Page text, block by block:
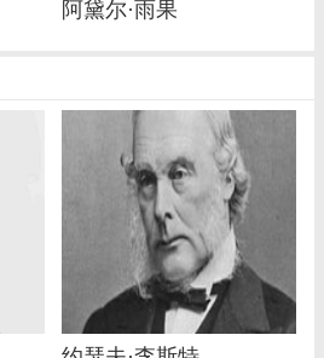
阿黛尔·雨果